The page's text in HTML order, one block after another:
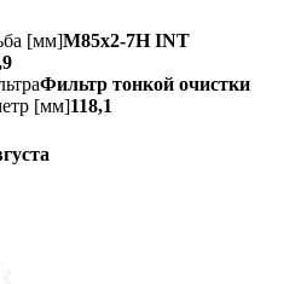
[мм]M85x2-7H INT
Фильтр тонкой очистки
[мм]118,1